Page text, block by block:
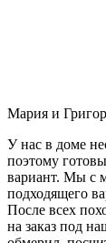
Мария и
У нас в доме
поэтому
вариант. Мы с
подходящего
После всех
на заказ под